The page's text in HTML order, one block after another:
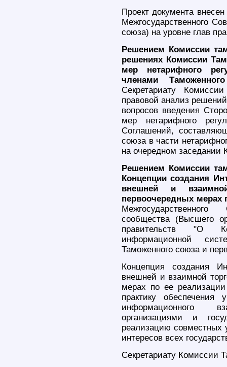
Проект документа
Межгосударственного
союза) на уровне глав
Решением Комиссии
решениях Комиссии
мер нетарифного
членами
Секретариату
правовой анализ
вопросов введения
мер нетарифного
Соглашений,
союза в части
на очередном заседании
Решением Комиссии
Концепции создания
внешней и
первоочередных мерах
сообщества (Высшего
правительств "О
информационной
Таможенного союза и
Концепция создания
внешней и взаимной
мерах по ее
практику обеспечения
информационного
организациями и
реализацию совместных
интересов всех
Секретариату Комиссии